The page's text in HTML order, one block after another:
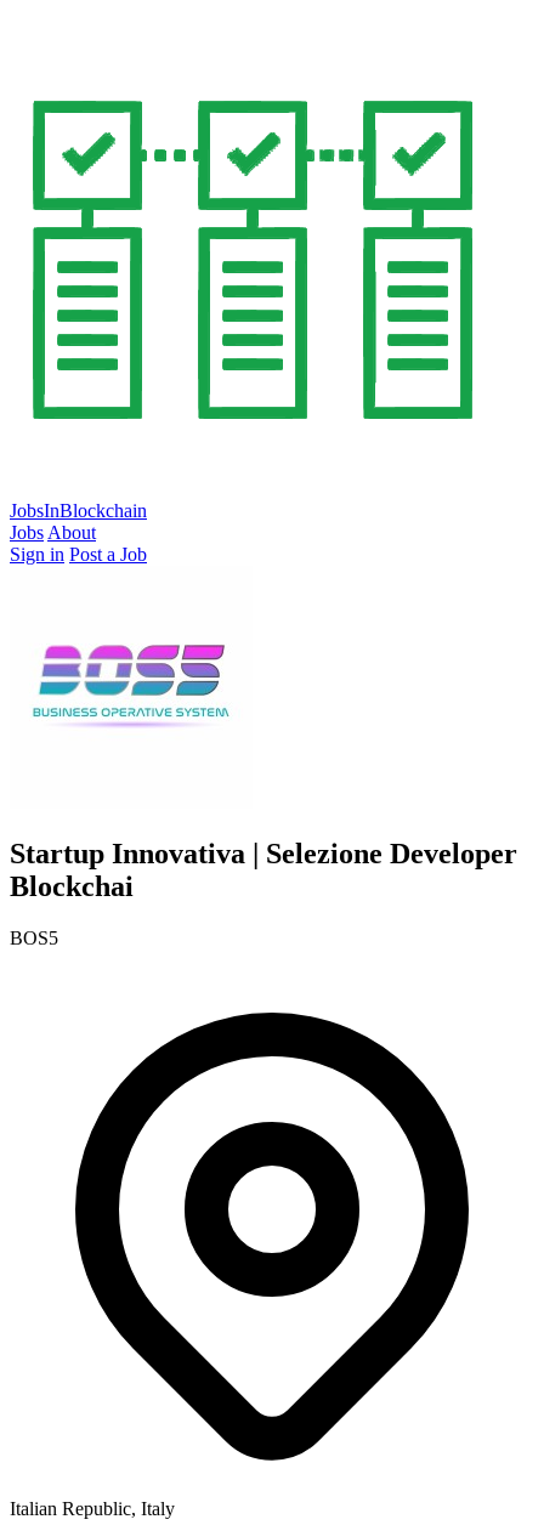
JobsInBlockchain
Jobs About
Sign in Post a Job
Startup Innovativa | Selezione Developer
Blockchai
BOS5
Italian Republic, Italy